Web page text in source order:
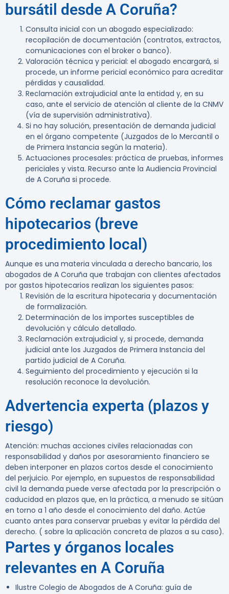
bursátil desde A Coruña?
Consulta inicial con un abogado especializado:
recopilación de documentación (contratos, extractos,
comunicaciones con el broker o banco).
Valoración técnica y pericial: el abogado encargará, si
procede, un informe pericial económico para acreditar
pérdidas y causalidad.
Reclamación extrajudicial ante la entidad y, en su
caso, ante el servicio de atención al cliente de la CNMV
(vía de supervisión administrativa).
Si no hay solución, presentación de demanda judicial
en el órgano competente (Juzgados de lo Mercantil o
de Primera Instancia según la materia).
Actuaciones procesales: práctica de pruebas, informes
periciales y vista. Recurso ante la Audiencia Provincial
de A Coruña si procede.
Cómo reclamar gastos
hipotecarios (breve
procedimiento local)
Aunque es una materia vinculada a derecho bancario, los
abogados de A Coruña que trabajan con clientes afectados
por gastos hipotecarios realizan los siguientes pasos:
Revisión de la escritura hipotecaria y documentación
de formalización.
Determinación de los importes susceptibles de
devolución y cálculo detallado.
Reclamación extrajudicial y, si procede, demanda
judicial ante los Juzgados de Primera Instancia del
partido judicial de A Coruña.
Seguimiento del procedimiento y ejecución si la
resolución reconoce la devolución.
Advertencia experta (plazos y
riesgo)
Atención: muchas acciones civiles relacionadas con
responsabilidad y daños por asesoramiento financiero se
deben interponer en plazos cortos desde el conocimiento
del perjuicio. Por ejemplo, en supuestos de responsabilidad
civil la demanda puede verse afectada por la prescripción o
caducidad en plazos que, en la práctica, a menudo se sitúan
en torno a 1 año desde el conocimiento del daño. Actúe
cuanto antes para conservar pruebas y evitar la pérdida del
derecho. ( sobre la aplicación concreta de plazos a su caso).
Partes y órganos locales
relevantes en A Coruña
Ilustre Colegio de Abogados de A Coruña: guía de